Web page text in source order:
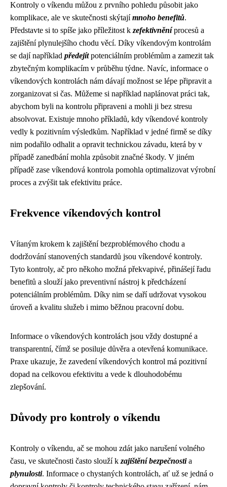
Kontroly o víkendu můžou z prvního pohledu působit jako
komplikace, ale ve skutečnosti skýtajímnoho benefitů.
Představte si to spíše jako příležitost k zefektivněníprocesů a
zajištění plynulejšího chodu věcí. Díky víkendovým kontrolám
se dají například předejítpotenciálním problémům a zamezit tak
zbytečným komplikacím v průběhu týdne. Navíc, informace o
víkendových kontrolách nám dávají možnost se lépe připravit a
zorganizovat si čas. Můžeme si například naplánovat práci tak,
abychom byli na kontrolu připraveni a mohli ji bez stresu
absolvovat. Existuje mnoho příkladů, kdy víkendové kontroly
vedly k pozitivním výsledkům. Například v jedné firmě se díky
nim podařilo odhalit a opravit technickou závadu, která by v
případě zanedbání mohla způsobit značné škody. V jiném
případě zase víkendová kontrola pomohla optimalizovat výrobní
proces a zvýšit tak efektivitu práce.
Frekvence víkendových kontrol
Vítaným krokem k zajištění bezproblémového chodu a
dodržování stanovených standardů jsou víkendové kontroly.
Tyto kontroly, ač pro někoho možná překvapivé, přinášejí řadu
benefitů a slouží jako preventivní nástroj k předcházení
potenciálním problémům. Díky nim se daří udržovat vysokou
úroveň a kvalitu služeb i mimo běžnou pracovní dobu.
Informace o víkendových kontrolách jsou vždy dostupné a
transparentní, čímž se posiluje důvěra a otevřená komunikace.
Praxe ukazuje, že zavedení víkendových kontrol má pozitivní
dopad na celkovou efektivitu a vede k dlouhodobému
zlepšování.
Důvody pro kontroly o víkendu
Kontroly o víkendu, ač se mohou zdát jako narušení volného
času, ve skutečnosti často slouží k zajištění bezpečnostia
plynulosti. Informace o chystaných kontrolách, ať už se jedná o